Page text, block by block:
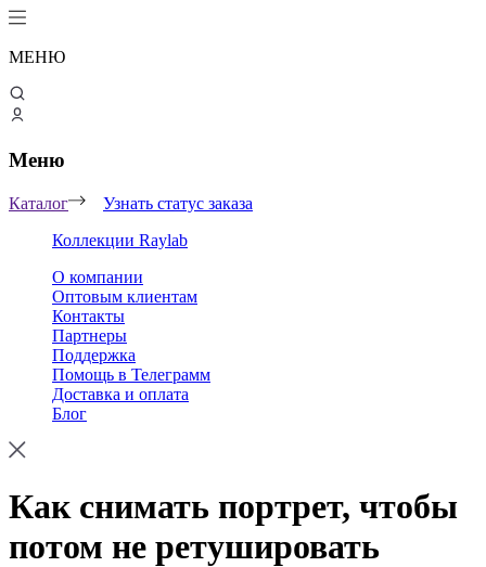
МЕНЮ
Меню
Каталог
Узнать статус заказа
Коллекции Raylab
О компании
Оптовым клиентам
Контакты
Партнеры
Поддержка
Помощь в Телеграмм
Доставка и оплата
Блог
Как снимать портрет, чтобы
потом не ретушировать